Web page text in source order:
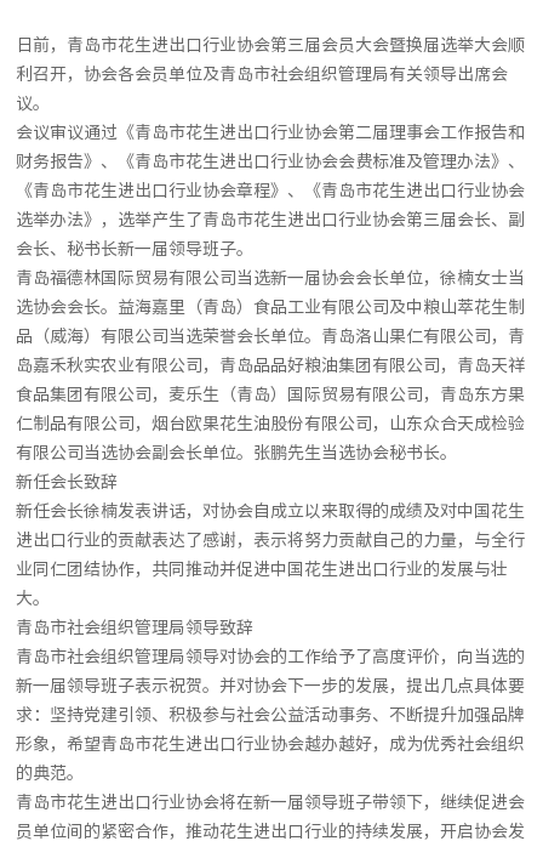
日前，青岛市花生进出口行业协会第三届会员大会暨换届选举大会顺
利召开，协会各会员单位及青岛市社会组织管理局有关领导出席会
议。
会议审议通过《青岛市花生进出口行业协会第二届理事会工作报告和
财务报告》、《青岛市花生进出口行业协会会费标准及管理办法》、
《青岛市花生进出口行业协会章程》、《青岛市花生进出口行业协会
选举办法》，选举产生了青岛市花生进出口行业协会第三届会长、副
会长、秘书长新一届领导班子。
青岛福德林国际贸易有限公司当选新一届协会会长单位，徐楠女士当
选协会会长。益海嘉里（青岛）食品工业有限公司及中粮山萃花生制
品（威海）有限公司当选荣誉会长单位。青岛洛山果仁有限公司，青
岛嘉禾秋实农业有限公司，青岛品品好粮油集团有限公司，青岛天祥
食品集团有限公司，麦乐生（青岛）国际贸易有限公司，青岛东方果
仁制品有限公司，烟台欧果花生油股份有限公司，山东众合天成检验
有限公司当选协会副会长单位。张鹏先生当选协会秘书长。
新任会长致辞
新任会长徐楠发表讲话，对协会自成立以来取得的成绩及对中国花生
进出口行业的贡献表达了感谢，表示将努力贡献自己的力量，与全行
业同仁团结协作，共同推动并促进中国花生进出口行业的发展与壮
大。
青岛市社会组织管理局领导致辞
青岛市社会组织管理局领导对协会的工作给予了高度评价，向当选的
新一届领导班子表示祝贺。并对协会下一步的发展，提出几点具体要
求：坚持党建引领、积极参与社会公益活动事务、不断提升加强品牌
形象，希望青岛市花生进出口行业协会越办越好，成为优秀社会组织
的典范。
青岛市花生进出口行业协会将在新一届领导班子带领下，继续促进会
员单位间的紧密合作，推动花生进出口行业的持续发展，开启协会发